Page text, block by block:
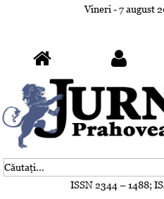
Vineri - 7 august
ISSN 2344 – 1488;